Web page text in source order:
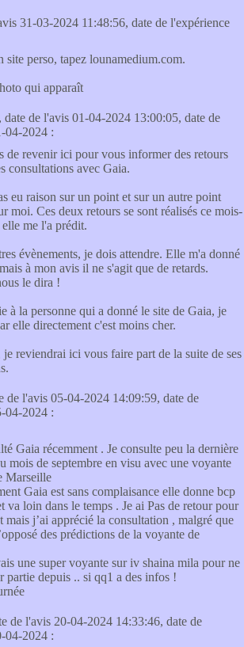
31-03-2024 11:48:56, date de l'expérience
site perso, tapez lounamedium.com.
qui apparaît
, date de l'avis 01-04-2024 13:00:05, date de
04-2024 :
de revenir ici pour vous informer des retours
consultations avec Gaia.
eu raison sur un point et sur un autre point
moi. Ces deux retours se sont réalisés ce mois-
me l'a prédit.
évènements, je dois attendre. Elle m'a donné
à mon avis il ne s'agit que de retards.
le dira !
à la personne qui a donné le site de Gaia, je
elle directement c'est moins cher.
reviendrai ici vous faire part de la suite de ses
de l'avis 05-04-2024 14:09:59, date de
04-2024 :
Gaia récemment . Je consulte peu la dernière
mois de septembre en visu avec une voyante
Marseille
Gaia est sans complaisance elle donne bcp
va loin dans le temps . Je ai Pas de retour pour
mais j’ai apprécié la consultation , malgré que
des prédictions de la voyante de
une super voyante sur iv shaina mila pour ne
partie depuis .. si qq1 a des infos !
de l'avis 20-04-2024 14:33:46, date de
04-2024 :